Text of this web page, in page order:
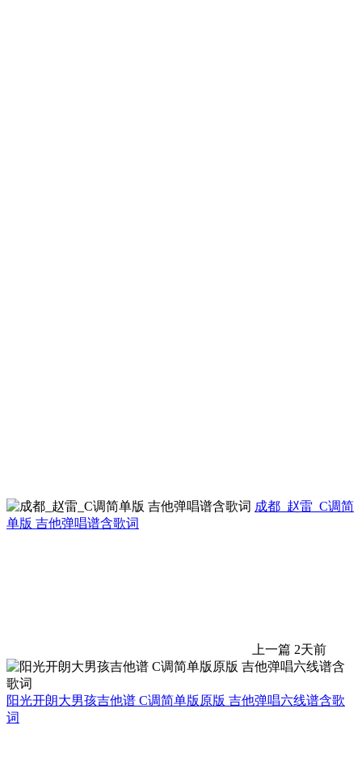
成都_赵雷_C调简
单版 吉他弹唱谱含歌词
上一篇 2天前
阳光开朗大男孩吉他谱 C调简单版原版 吉他弹唱六线谱含歌
词